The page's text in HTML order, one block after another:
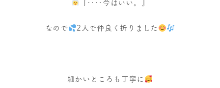
なので 2人で仲良く折りました
細かいところも丁寧に